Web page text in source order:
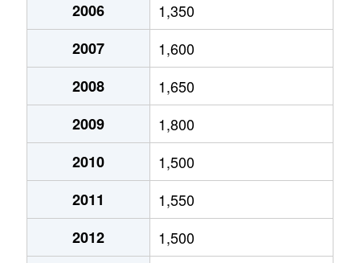
2,500万円
1,600万円
楠味鋺
1,700万円
楠味鋺
1,300万円
楠味鋺
1,200万円
黒川本通
1,800万円
志賀町
2,100万円
2006
1,350
2007
1,600
2008
1,650
2009
1,800
2010
1,500
2011
1,550
2012
1,500